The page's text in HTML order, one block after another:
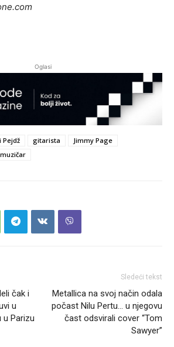
Oglasi
Pejdž gitarista
Jimmy Page
čak i
u
u Parizu
Sledeći tekst
Metallica na svoj način odala
počast Nilu Pertu… u njegovu
čast odsvirali cover “Tom
Sawyer”